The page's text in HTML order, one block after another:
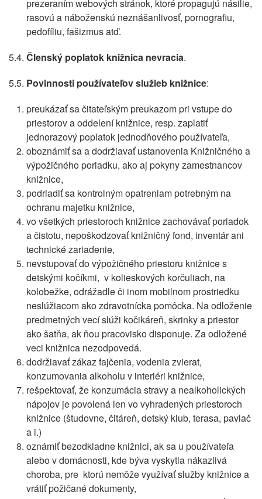
prezeraním webových stránok, ktoré propagujú násilie,
rasovú a náboženskú neznášanlivosť, pornografiu,
pedofíliu, fašizmus atď.
5.4. Členský poplatok knižnica nevracia.
5.5. Povinnosti používateľov služieb knižnice:
preukázať sa čitateľským preukazom pri vstupe do
priestorov a oddelení knižnice, resp. zaplatiť
jednorazový poplatok jednodňového používateľa,
oboznámiť sa a dodržiavať ustanovenia Knižničného a
výpožičného poriadku, ako aj pokyny zamestnancov
knižnice,
podriadiť sa kontrolným opatreniam potrebným na
ochranu majetku knižnice,
vo všetkých priestoroch knižnice zachovávať poriadok
a čistotu, nepoškodzovať knižničný fond, inventár ani
technické zariadenie,
nevstupovať do výpožičného priestoru knižnice s
detskými kočíkmi, v kolieskových korčuliach, na
kolobežke, odrážadle či inom mobilnom prostriedku
neslúžiacom ako zdravotnícka pomôcka. Na odloženie
predmetných vecí slúži kočikáreň, skrinky a priestor
ako šatňa, ak ňou pracovisko disponuje. Za odložené
veci knižnica nezodpovedá.
dodržiavať zákaz fajčenia, vodenia zvierat,
konzumovania alkoholu v interiéri knižnice,
rešpektovať, že konzumácia stravy a nealkoholických
nápojov je povolená len vo vyhradených priestoroch
knižnice (študovne, čitáreň, detský klub, terasa, pavlač
a i.)
oznámiť bezodkladne knižnici, ak sa u používateľa
alebo v domácnosti, kde býva vyskytla nákazlivá
choroba, pre ktorú nemôže využívať služby knižnice a
vrátiť požičané dokumenty,